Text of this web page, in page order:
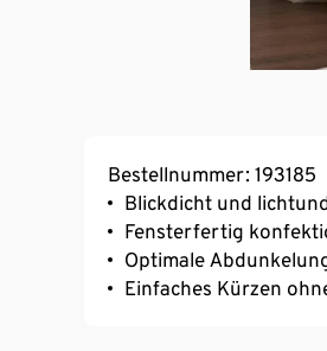
Bestellnummer: 193185
Blickdicht und
Fensterfertig
Optimale
Einfaches Kürzen